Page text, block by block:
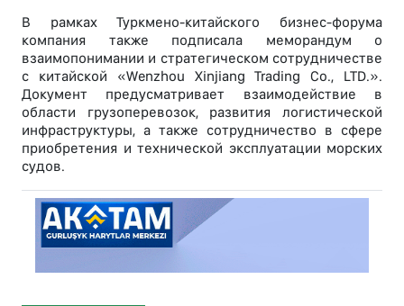
В рамках Туркмено-китайского бизнес-форума
компания также подписала меморандум о
взаимопонимании и стратегическом сотрудничестве
с китайской «Wenzhou Xinjiang Trading Co., LTD.».
Документ предусматривает взаимодействие в
области грузоперевозок, развития логистической
инфраструктуры, а также сотрудничество в сфере
приобретения и технической эксплуатации морских
судов.